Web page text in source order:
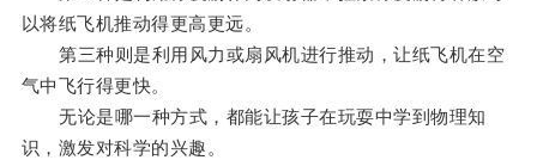
以将纸飞机推动得更高更远。
第三种则是利用风力或扇风机进行推动，让纸飞机在空
气中飞行得更快。
无论是哪一种方式，都能让孩子在玩耍中学到物理知
识，激发对科学的兴趣。